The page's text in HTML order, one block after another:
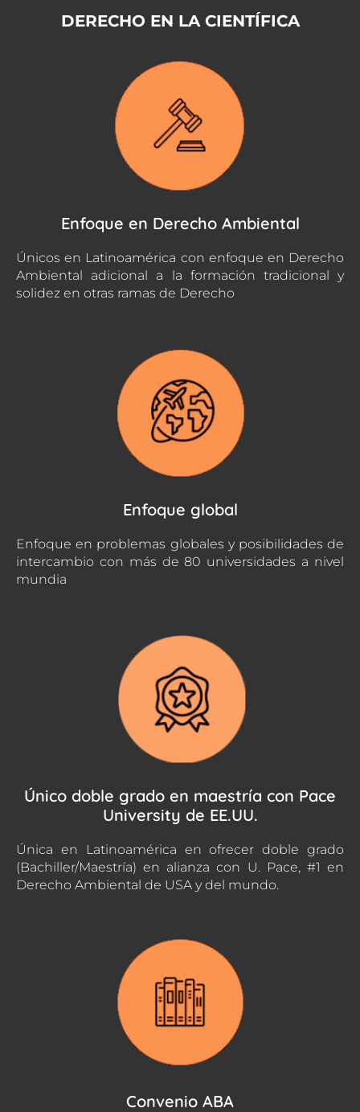
DERECHO EN LA CIENTÍFICA
Enfoque en Derecho Ambiental
Únicos en Latinoamérica con enfoque en Derecho
Ambiental adicional a la formación tradicional y
solidez en otras ramas de Derecho
Enfoque global
Enfoque en problemas globales y posibilidades de
intercambio con más de 80 universidades a nivel
mundia
Único doble grado en maestría con Pace
University de EE.UU.
Única en Latinoamérica en ofrecer doble grado
(Bachiller/Maestría) en alianza con U. Pace, #1 en
Derecho Ambiental de USA y del mundo.
Convenio ABA